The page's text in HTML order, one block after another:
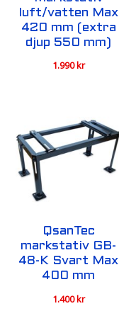
luft/vatten Max
420 mm (extra
djup 550 mm)
1.990kr
QsanTec
markstativ GB-
48-K Svart Max
400 mm
1.400kr